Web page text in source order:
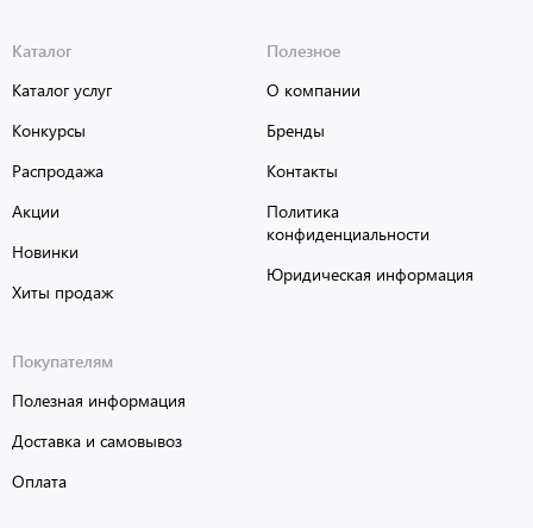
Каталог
Каталог услуг
Конкурсы
Распродажа
Акции
Новинки
Хиты продаж
Полезное
О компании
Бренды
Контакты
Политика
конфиденциальности
Юридическая информация
Покупателям
Полезная информация
Доставка и самовывоз
Оплата